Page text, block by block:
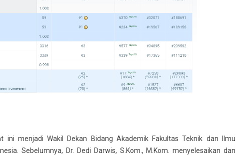
ini menjadi Wakil Dekan Bidang Akademik Fakultas Teknik dan Ilmu
Sebelumnya, Dr. Dedi Darwis, S.Kom., M.Kom. menyelesaikan dan